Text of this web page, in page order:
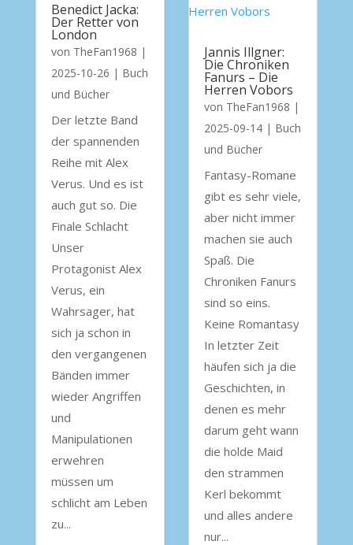
Benedict Jacka:
Der Retter von
London
von TheFan1968 |
2025-10-26 | Buch
und Bücher
Der letzte Band
der spannenden
Reihe mit Alex
Verus. Und es ist
auch gut so. Die
Finale Schlacht
Unser
Protagonist Alex
Verus, ein
Wahrsager, hat
sich ja schon in
den vergangenen
Bänden immer
wieder Angriffen
und
Manipulationen
erwehren
müssen um
schlicht am Leben
zu...
Jannis Illgner:
Die Chroniken
Fanurs – Die
Herren Vobors
von TheFan1968 |
2025-09-14| Buch
und Bücher
Fantasy-Romane
gibt es sehr viele,
aber nicht immer
machen sie auch
Spaß. Die
Chroniken Fanurs
sind so eins.
Keine Romantasy
In letzter Zeit
häufen sich ja die
Geschichten, in
denen es mehr
darum geht wann
die holde Maid
den strammen
Kerl bekommt
und alles andere
nur...